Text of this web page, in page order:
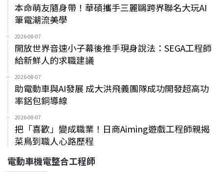
本命萌友隨身帶！華碩攜手三麗鷗跨界聯名大玩AI
筆電潮流美學
2026-08-07
開放世界音速小子幕後推手現身說法：SEGA工程師
給新鮮人的求職建議
2026-08-07
助電動車與AI發展 成大洪飛義團隊成功開發超高功
率鋁包銅導線
2026-08-07
把「喜歡」變成職業！日商Aiming遊戲工程師親揭
菜鳥到職人心路歷程
電動車機電整合工程師